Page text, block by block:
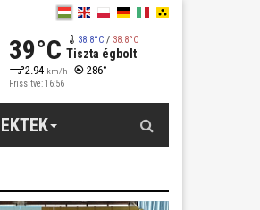
39°C 38.8°C/ 38.8°C
Tiszta égbolt
2.94 km/h 286°
Frissítve: 16:56